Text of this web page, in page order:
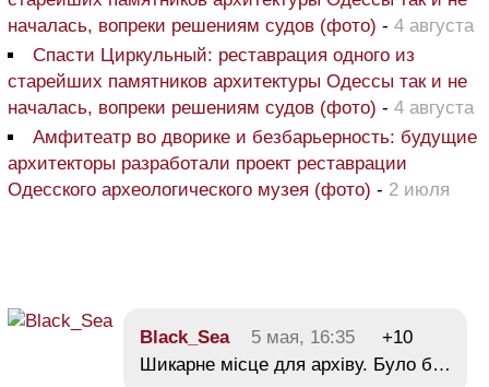
началась, вопреки решениям судов (фото) - 4 августа
Спасти Циркульный: реставрация одного из
старейших памятников архитектуры Одессы так и не
началась, вопреки решениям судов (фото) - 4 августа
Амфитеатр во дворике и безбарьерность: будущие
архитекторы разработали проект реставрации
Одесского археологического музея (фото) - 2 июля
Black_Sea 5 мая, 16:35
+10
Шикарне місце для архіву. Було б…